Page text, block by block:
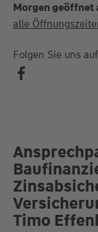
Morgen geöffnet
Alle
Fr.
Die Nachmittage
alle
Folgen Sie uns auf
Timo